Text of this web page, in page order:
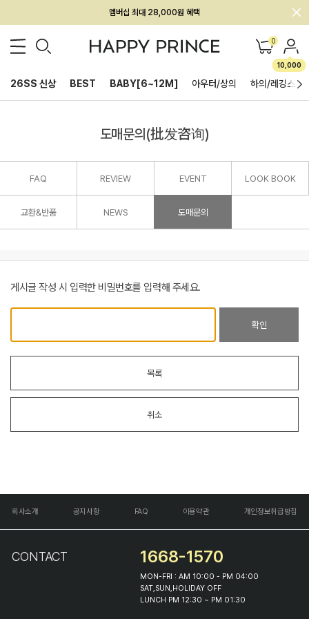
멤버십 최대 28,000원 혜택
0
10,000
26SS 신상 BEST BABY[6~12M] 아우터/상의 하의/레깅스
도매문의(批发咨询)
FAQ REVIEW EVENT LOOK BOOK
교환&반품 NEWS 도매문의
게시글 작성 시 입력한 비밀번호를 입력해 주세요.
확인
목록
취소
회사소개 공지사항 FAQ 이용약관 개인정보취급방침
CONTACT 1668-1570
MON-FRI : AM 10:00 - PM 04:00
SAT,SUN,HOLIDAY OFF
LUNCH PM 12:30 ~ PM 01:30